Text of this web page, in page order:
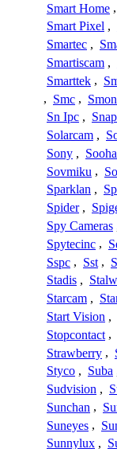
Smart Home ,
Smart Pixel ,
Smartec ,
Smartiscam ,
Smarttek ,
, Smc ,
Sn Ipc ,
Solarcam ,
Sony ,
Sovmiku ,
Sparklan ,
Spider ,
Spy Cameras
Spytecinc ,
Sspc , Sst ,
Stadis ,
Starcam ,
Start Vision ,
Stopcontact ,
Strawberry ,
Styco , Suba
Sudvision ,
Sunchan ,
Suneyes ,
Sunnylux ,